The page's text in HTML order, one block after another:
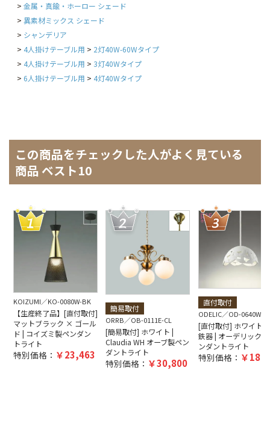
金属・真鍮・ホーロー シェード
異素材ミックス シェード
シャンデリア
4人掛けテーブル用
2灯40W-60Wタイプ
4人掛けテーブル用
3灯40Wタイプ
6人掛けテーブル用
4灯40Wタイプ
この商品をチェックした人がよく見ている
商品 ベスト10
KOIZUMI KO-0080W-BK
【生産終了品】[直付取付]
マットブラック × ゴール
ド | コイズミ製ペンダン
トライト
特別価格： 23,463
簡易取付
ORRB OB-0111E-CL
[簡易取付] ホワイト |
Claudia WH オーブ製ペン
ダントライト
特別価格： 30,800
直付取付
ODELIC OD-0640W-
[直付取付] ホワイト
鉄器 | オーデリック
ンダントライト
特別価格：